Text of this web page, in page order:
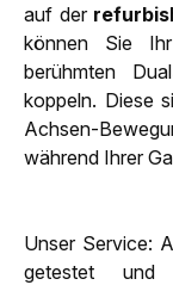
auf der
können Sie
berühmten
koppeln. Diese
Achsen-
während Ihrer
Unser Service:
getestet und